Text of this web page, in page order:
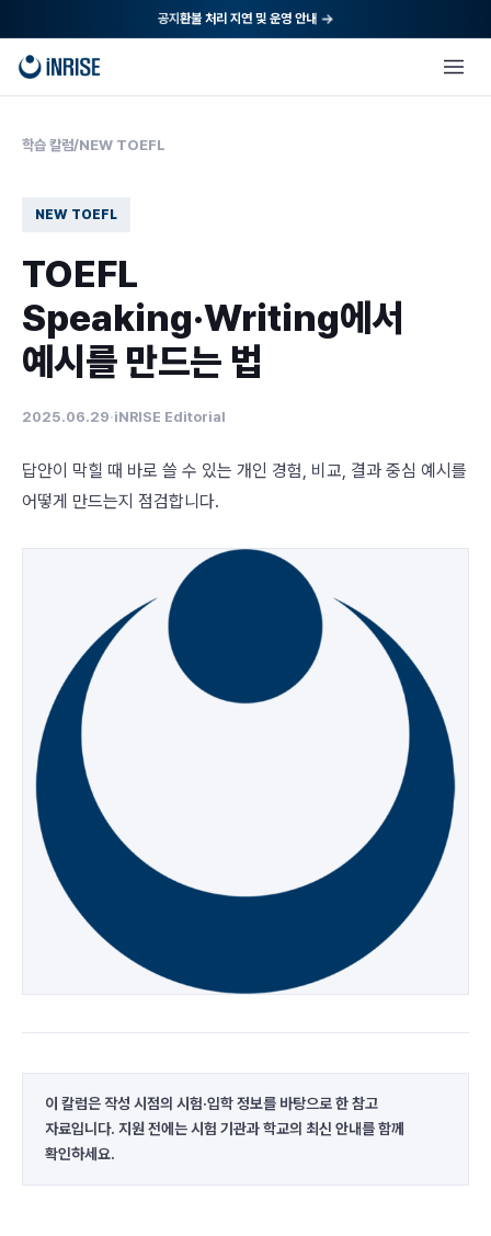
건너뛰기
공지 환불 처리 지연 및 운영 안내
학습 칼럼/NEW TOEFL
NEW TOEFL
TOEFL
Speaking·Writing에서
예시를 만드는 법
2025.06.29·iNRISE Editorial
답안이 막힐 때 바로 쓸 수 있는 개인 경험, 비교, 결과 중심 예시를
어떻게 만드는지 점검합니다.
이 칼럼은 작성 시점의 시험·입학 정보를 바탕으로 한 참고
자료입니다. 지원 전에는 시험 기관과 학교의 최신 안내를 함께
확인하세요.